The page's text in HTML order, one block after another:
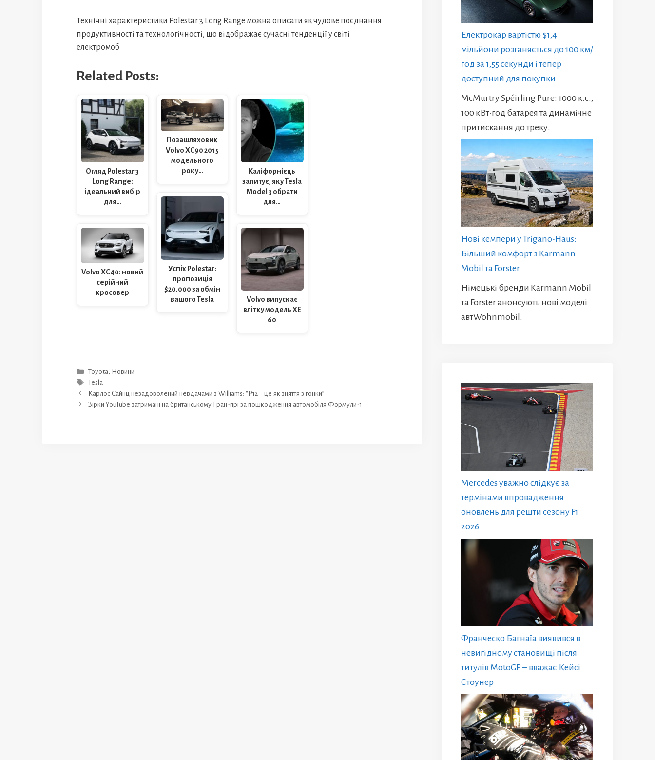
Технічні характеристики Polestar 3 Long Range можна описати як чудове поєднання
продуктивності та технологічності, що відображає сучасні тенденції у світі
електромоб
Related Posts:
Огляд Polestar 3
Long Range:
ідеальний вибір
для…
Volvo XC40: новий
серійний
кросовер
Позашляховик
Volvo XC90 2015
модельного
року…
Успіх Polestar:
пропозиція
$20,000 за обмін
вашого Tesla
Каліфорнієць
запитує, яку Tesla
Model 3 обрати
для…
Volvo випускає
влітку модель XE
60
Категорії
Toyota, Новини
Позначки
Tesla
Карлос Сайнц незадоволений невдачами з Williams: “P12 – це як зняття з гонки”
Зірки YouTube затримані на британському Гран-прі за пошкодження автомобіля Формули-1
Електрокар вартістю $1,4
мільйони розганяється до 100 км/
год за 1,55 секунди і тепер
доступний для покупки
McMurtry Spéirling Pure: 1000 к.с.,
100 кВт·год батарея та динамічне
притискання до треку.
Нові кемпери у Trigano-Haus:
Більший комфорт з Karmann
Mobil та Forster
Німецькі бренди Karmann Mobil
та Forster анонсують нові моделі
автWohnmobil.
Mercedes уважно слідкує за
термінами впровадження
оновлень для решти сезону F1
2026
Франческо Багнаїа виявився в
невигідному становищі після
титулів MotoGP, – вважає Кейсі
Стоунер